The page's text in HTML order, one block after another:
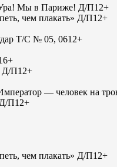
Мы в Париже! Д/П12+
чем плакать» Д/П12+
Т/С № 05, 0612+
Д/П12+
— человек на
П12+
чем плакать» Д/П12+